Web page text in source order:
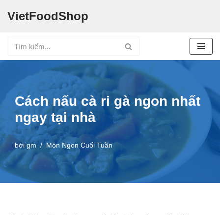
nội
dung
VietFoodShop
Cách nấu cà ri gà ngon nhất
ngay tại nhà
bởigm Món Ngon Cuối Tuần